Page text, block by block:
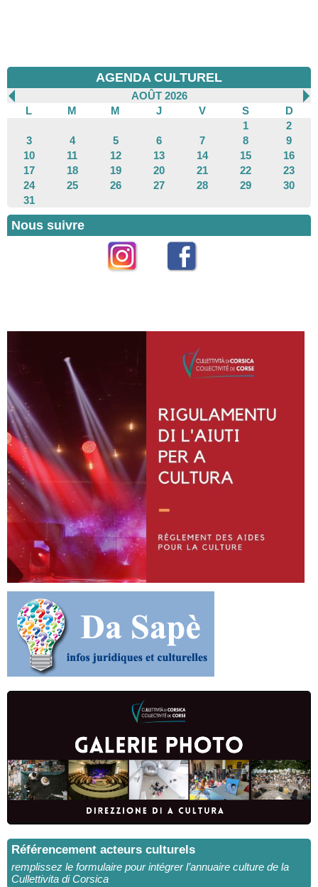
AGENDA CULTUREL
AOÛT 2026
L
M M J V S
D
1
2
3
4 5 6 7 8
9
10
11 12 13 14 15
16
17
18 19 20 21 22
23
24
25 26 27 28 29
30
31
Nous suivre
Référencement acteurs culturels
remplissez le formulaire pour intégrer l’annuaire culture de la
Cullettivita di Corsica